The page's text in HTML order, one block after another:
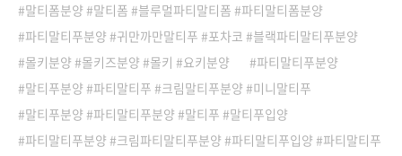
말티폼분양 #말티폼 #블루멀파티말티폼 #파티말티폼분양
파티말티푸분양 #귀만까만말티푸 #포차코 #블랙파티말티푸분양
몰키분양 #몰키즈분양 #몰키 #요키분양
파티말티푸분양
말티푸분양 #파티말티푸 #크림말티푸분양 #미니말티푸
말티푸분양 #파티말티푸분양 #말티푸 #말티푸입양
파티말티푸분양 #크림파티말티푸분양 #파티말티푸입양 #파티말티푸